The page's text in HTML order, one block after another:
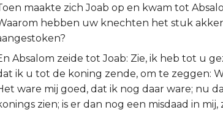
maakte zich Joab op en kwam tot
hebben uw knechten het stuk
Absalom zeide tot Joab: Zie, ik heb tot u
ik u tot de koning zende, om te zeggen:
ware mij goed, dat ik nog daar ware; nu
zien; is er dan nog een misdaad in mij,